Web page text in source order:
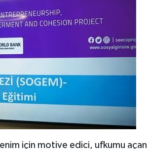
için motive edici, ufkumu açan